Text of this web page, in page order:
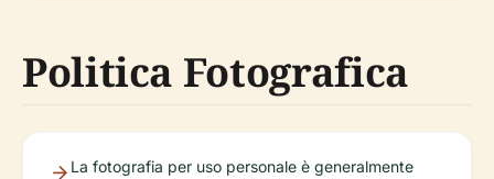
Politica Fotografica
La fotografia per uso personale è generalmente